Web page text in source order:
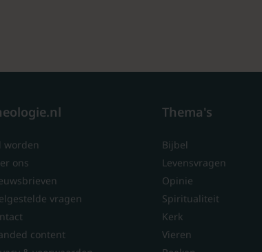
worden
ons
vragen
content
Thema's
Bijbel
Levensvragen
Opinie
Spiritualiteit
Kerk
Vieren